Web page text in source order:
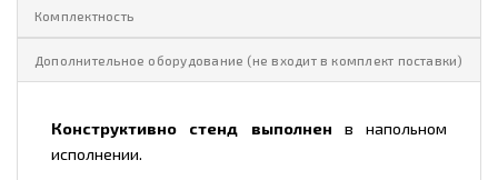
Комплектность
Дополнительное оборудование (не входит в комплект поставки)
Конструктивно стенд выполнен в напольном
исполнении.